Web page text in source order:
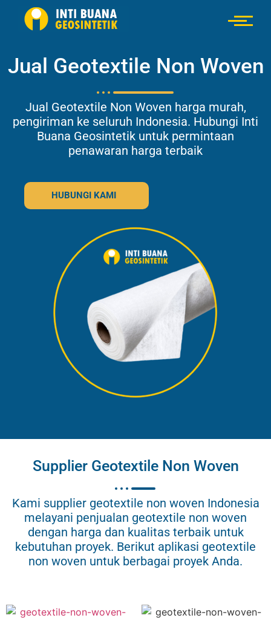
Jual Geotextile Non Woven
Jual Geotextile Non Woven harga murah,
pengiriman ke seluruh Indonesia. Hubungi Inti
Buana Geosintetik untuk permintaan
penawaran harga terbaik
HUBUNGI KAMI
Supplier Geotextile Non Woven
Kami supplier geotextile non woven Indonesia
melayani penjualan geotextile non woven
dengan harga dan kualitas terbaik untuk
kebutuhan proyek. Berikut aplikasi geotextile
non woven untuk berbagai proyek Anda.